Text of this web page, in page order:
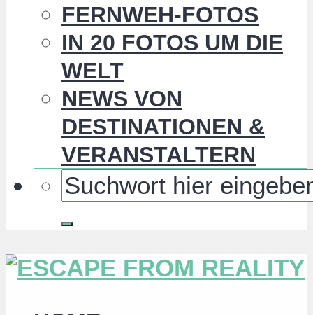
FERNWEH-FOTOS
IN 20 FOTOS UM DIE
WELT
NEWS VON
DESTINATIONEN &
VERANSTALTERN